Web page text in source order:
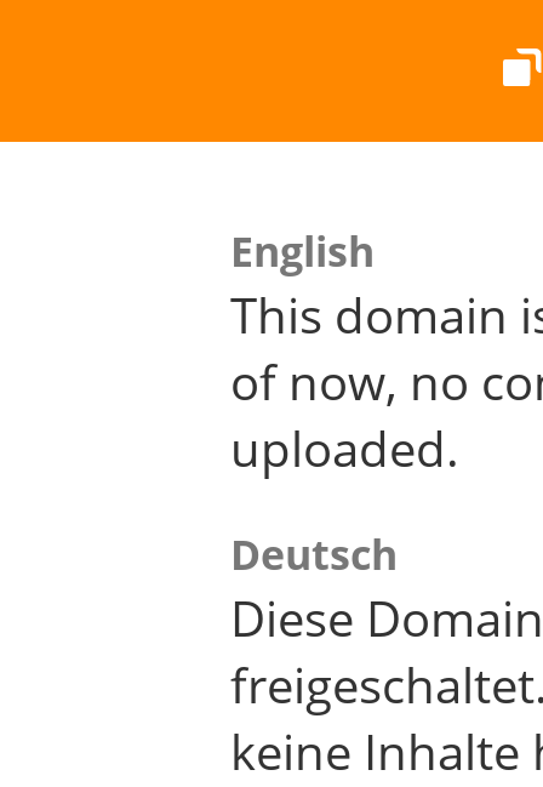
English
This domain
of now, no
uploaded.
Deutsch
Diese
keine Inhalte